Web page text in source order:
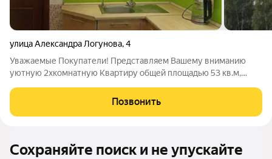
улица Александра Логунова,4
Уважаемые Покупатели! Представляем Вашему вниманию
уютную 2хкомнатную Квартиру общей площадью 53 кв.м,
города. Рациональная планировка: - изолированные комнаты -
просторная прихожая с возможностью
Позвонить
Сохраняйте поиск и не упускайте